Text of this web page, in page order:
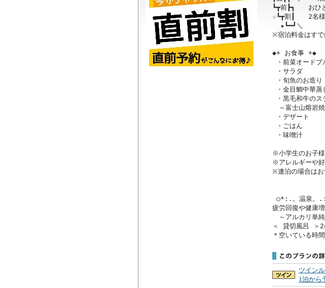
┗┳前┣┓　　おひ
☆┗┳割┃　　2名
※宿泊料金はすで
◆+ お食事 +◆
～富士山熔岩焼
※小学生のお子
※アレルギーや
※連泊の場合はお
疲労回復や健康
～アルカリ単純
＜ 貸切風呂 ＞
＊空いている時
ツイン
1泊から